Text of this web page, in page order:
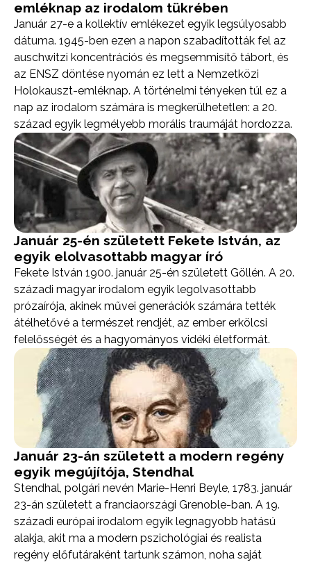
emléknap az irodalom tükrében
Január 27-e a kollektív emlékezet egyik legsúlyosabb
dátuma. 1945-ben ezen a napon szabadították fel az
auschwitzi koncentrációs és megsemmisítő tábort, és
az ENSZ döntése nyomán ez lett a Nemzetközi
Holokauszt-emléknap. A történelmi tényeken túl ez a
nap az irodalom számára is megkerülhetetlen: a 20.
század egyik legmélyebb morális traumáját hordozza.
Január 25-én született Fekete István, az
egyik elolvasottabb magyar író
Fekete István 1900. január 25-én született Göllén. A 20.
századi magyar irodalom egyik legolvasottabb
prózaírója, akinek művei generációk számára tették
átélhetővé a természet rendjét, az ember erkölcsi
felelősségét és a hagyományos vidéki életformát.
Január 23-án született a modern regény
egyik megújítója, Stendhal
Stendhal, polgári nevén Marie-Henri Beyle, 1783. január
23-án született a franciaországi Grenoble-ban. A 19.
századi európai irodalom egyik legnagyobb hatású
alakja, akit ma a modern pszichológiai és realista
regény előfutáraként tartunk számon, noha saját